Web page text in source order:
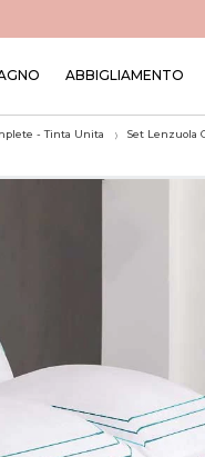
ABBIGLIAMENTO
- Tinta Unita Set Lenzuola